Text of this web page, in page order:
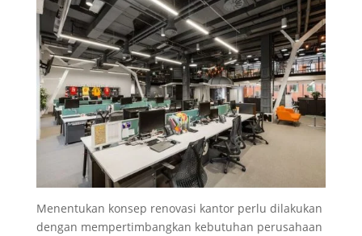
Menentukan konsep renovasi kantor perlu dilakukan
dengan mempertimbangkan kebutuhan perusahaan